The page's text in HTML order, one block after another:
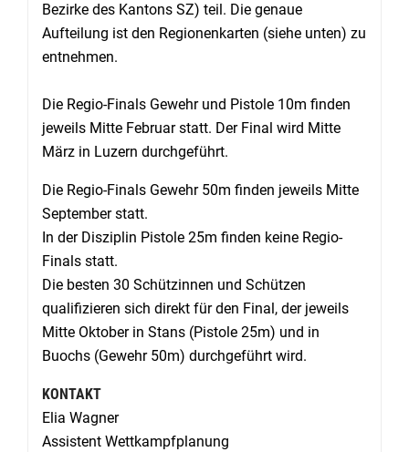
Bezirke des Kantons SZ) teil. Die genaue
Aufteilung ist den Regionenkarten (siehe unten) zu
entnehmen.
Die Regio-Finals Gewehr und Pistole 10m finden
jeweils Mitte Februar statt. Der Final wird Mitte
März in Luzern durchgeführt.
Die Regio-Finals Gewehr 50m finden jeweils Mitte
September statt.
In der Disziplin Pistole 25m finden keine Regio-
Finals statt.
Die besten 30 Schützinnen und Schützen
qualifizieren sich direkt für den Final, der jeweils
Mitte Oktober in Stans (Pistole 25m) und in
Buochs (Gewehr 50m) durchgeführt wird.
KONTAKT
Elia Wagner
Assistent Wettkampfplanung